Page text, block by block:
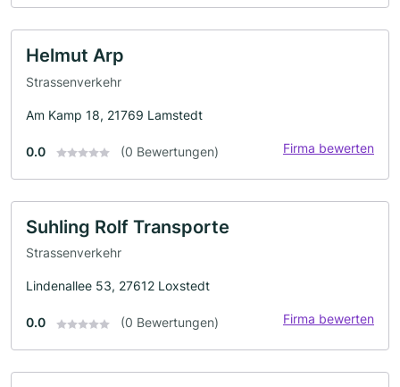
Helmut Arp
Strassenverkehr
Am Kamp 18, 21769 Lamstedt
0.0 (0 Bewertungen) Firma bewerten
Suhling Rolf Transporte
Strassenverkehr
Lindenallee 53, 27612 Loxstedt
0.0 (0 Bewertungen) Firma bewerten